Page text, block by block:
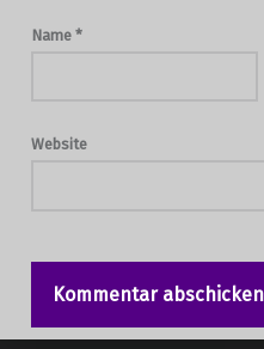
Name *
Website